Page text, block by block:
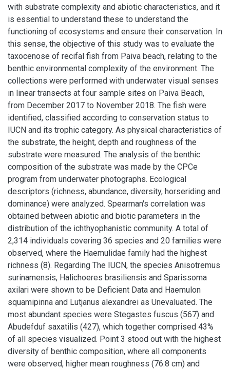
with substrate complexity and abiotic characteristics, and it
is essential to understand these to understand the
functioning of ecosystems and ensure their conservation. In
this sense, the objective of this study was to evaluate the
taxocenose of recifal fish from Paiva beach, relating to the
benthic environmental complexity of the environment. The
collections were performed with underwater visual senses
in linear transects at four sample sites on Paiva Beach,
from December 2017 to November 2018. The fish were
identified, classified according to conservation status to
IUCN and its trophic category. As physical characteristics of
the substrate, the height, depth and roughness of the
substrate were measured. The analysis of the benthic
composition of the substrate was made by the CPCe
program from underwater photographs. Ecological
descriptors (richness, abundance, diversity, horseriding and
dominance) were analyzed. Spearman's correlation was
obtained between abiotic and biotic parameters in the
distribution of the ichthyophanistic community. A total of
2,314 individuals covering 36 species and 20 families were
observed, where the Haemulidae family had the highest
richness (8). Regarding The IUCN, the species Anisotremus
surinamensis, Halichoeres brasiliensis and Sparissoma
axilari were shown to be Deficient Data and Haemulon
squamipinna and Lutjanus alexandrei as Unevaluated. The
most abundant species were Stegastes fuscus (567) and
Abudefduf saxatilis (427), which together comprised 43%
of all species visualized. Point 3 stood out with the highest
diversity of benthic composition, where all components
were observed, higher mean roughness (76.8 cm) and